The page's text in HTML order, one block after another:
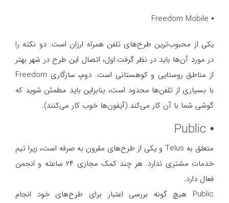
⦁ Freedom Mobile
یکی از محبوب‌ترین طرح‌های تلفن همراه ارزان است. دو نکته را
در مورد آن‌ها باید در نظر گرفت:اول، اتصال این طرح در شهر بهتر
از مناطق روستایی و کوهستانی است. دوم، سازگاری Freedom
با بسیاری از تلفن‌ها محدود است، بنابراین باید مطمئن شوید که
گوشی شما با آن کار می‌کند (آیفون‌ها خوب کار می‌کنند).
⦁ Public
متعلق به Telus و یکی از طرح‌های مقرون به صرفه است، زیرا تیم
خدمات مشتری ندارد. هر چند کمک مجازی ۲۴ ساعته و انجمن
فعال دارد.
Public هیچ گونه بررسی اعتبار برای طرح‌های خود انجام